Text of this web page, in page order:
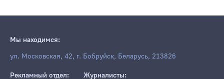
Мы находимся:
ул. Московская, 42, г. Бобруйск, Беларусь, 213826
Рекламный отдел: Журналисты: